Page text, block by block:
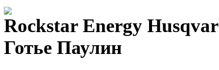
Rockstar Energy
Готье Паулин